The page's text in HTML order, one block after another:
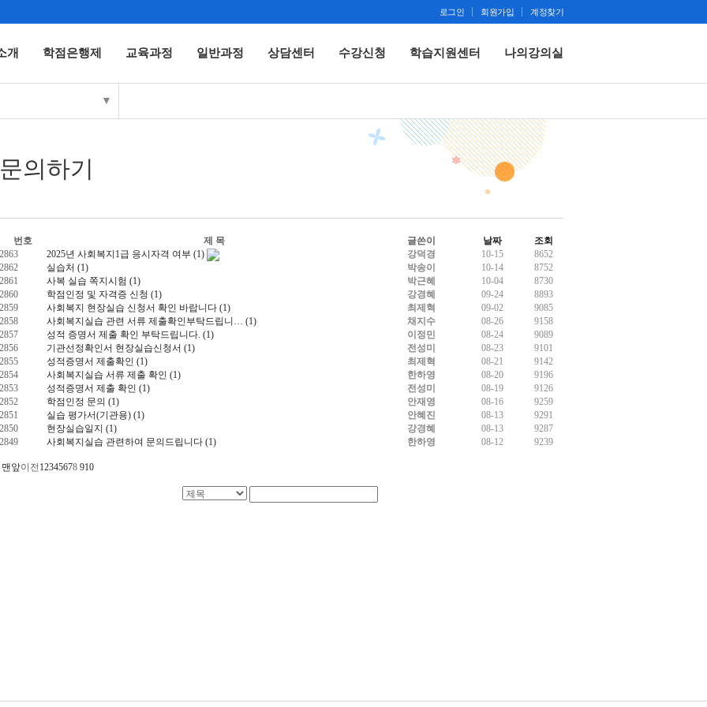
로그인 회원가입 계정찾기
개 학점은행제 교육과정 일반과정 상담센터 수강신청 학습지원센터 나의강의실
▼
문의하기
번호 제 목 글쓴이 날짜
조회
2863
2025년 사회복지1급 응시자격 여부 (1) 강덕경 10-15
8652
2862
실습처 (1) 박송이 10-14
8752
2861
사복 실습 쪽지시험 (1) 박근혜 10-04
8730
2860
학점인정 및 자격증 신청 (1) 강경혜 09-24
8893
2859
사회복지 현장실습 신청서 확인 바랍니다 (1) 최제혁 09-02
9085
2858
사회복지실습 관련 서류 제출확인부탁드립니… (1) 채지수 08-26
9158
2857
성적 증명서 제출 확인 부탁드립니다. (1) 이정민 08-24
9089
2856
기관선정확인서 현장실습신청서 (1) 전성미 08-23
9101
2855
성적증명서 제출확인 (1) 최제혁 08-21
9142
2854
사회복지실습 서류 제출 확인 (1) 한하영 08-20
9196
2853
성적증명서 제출 확인 (1) 전성미 08-19
9126
2852
학점인정 문의 (1) 안재영 08-16
9259
2851
실습 평가서(기관용) (1) 안혜진 08-13
9291
2850
현장실습일지 (1) 강경혜 08-13
9287
2849
사회복지실습 관련하여 문의드립니다 (1) 한하영 08-12 9239
맨앞이전 12345678 910